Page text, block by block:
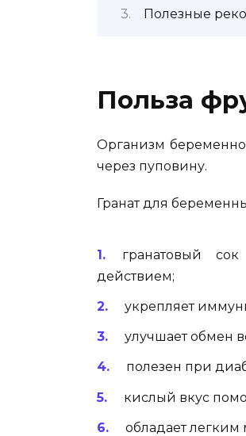
Полезные
Польза
Организм
через пуповину.
Гранат для
гранатовый
действием;
укрепляет
улучшает обмен
полезен при
кислый вкус
обладает